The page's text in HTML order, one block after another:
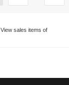
View sales items of